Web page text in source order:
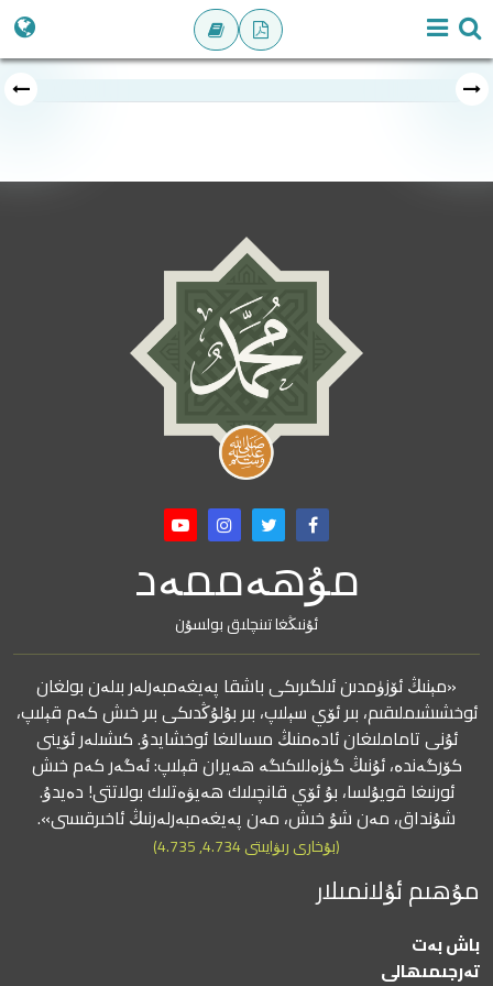
مۇھەممەد
ئۇنىڭغا تىنچلىق بولسۇن
«مېنىڭ ئۆزۈمدىن ئىلگىرىكى باشقا پەيغەمبەرلەر بىلەن بولغان
ئوخشىشىملىقىم، بىر ئۆي سېلىپ، بىر بۇلۇڭدىكى بىر خىش كەم قېلىپ،
ئۇنى تاماملىغان ئادەمنىڭ مىسالىغا ئوخشايدۇ. كىشىلەر ئۆينى
كۆرگەندە، ئۇنىڭ گۈزەللىكىگە ھەيران قېلىپ: ئەگەر كەم خىش
ئورنىغا قويۇلسا، بۇ ئۆي قانچىلىك ھەيۋەتلىك بولاتتى! دەيدۇ.
شۇنداق، مەن شۇ خىش، مەن پەيغەمبەرلەرنىڭ ئاخىرقىسى».
(بۇخارى رىۋايىتى 4.734, 4.735)
مۇھىم ئۇلانمىلار
باش بەت
تەرجىمىھالى